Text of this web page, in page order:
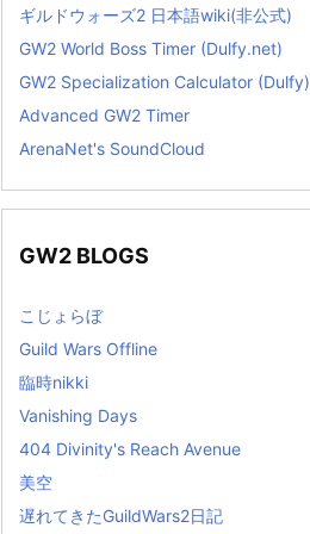
ギルドウォーズ2 日本語wiki(非公式)
GW2 World Boss Timer (Dulfy.net)
GW2 Specialization Calculator (Dulfy)
Advanced GW2 Timer
ArenaNet's SoundCloud
GW2 BLOGS
こじょらぼ
Guild Wars Offline
臨時nikki
Vanishing Days
404 Divinity's Reach Avenue
美空
遅れてきたGuildWars2日記